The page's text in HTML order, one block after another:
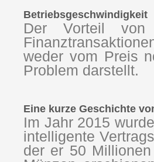
Betriebsgeschwindigkeit
Der Vorteil von
weder vom Preis
Problem darstellt.
Eine kurze Geschichte
Im Jahr 2015
intelligente
der er 50